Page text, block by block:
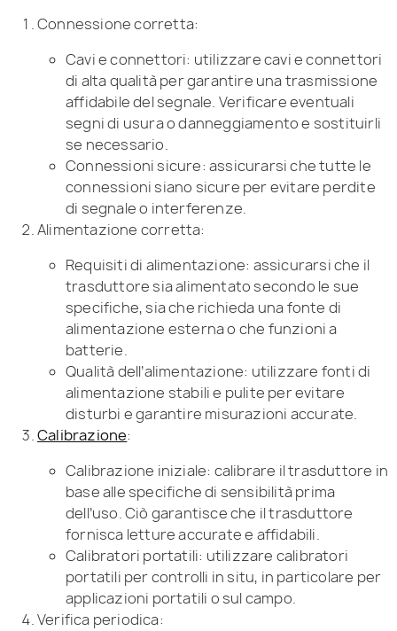
Connessione corretta:
Cavi e connettori: utilizzare cavi e connettori
di alta qualità per garantire una trasmissione
affidabile del segnale. Verificare eventuali
segni di usura o danneggiamento e sostituirli
se necessario.
Connessioni sicure: assicurarsi che tutte le
connessioni siano sicure per evitare perdite
di segnale o interferenze.
Alimentazione corretta:
Requisiti di alimentazione: assicurarsi che il
trasduttore sia alimentato secondo le sue
specifiche, sia che richieda una fonte di
alimentazione esterna o che funzioni a
batterie.
Qualità dell’alimentazione: utilizzare fonti di
alimentazione stabili e pulite per evitare
disturbi e garantire misurazioni accurate.
Calibrazione:
Calibrazione iniziale: calibrare il trasduttore in
base alle specifiche di sensibilità prima
dell’uso. Ciò garantisce che il trasduttore
fornisca letture accurate e affidabili.
Calibratori portatili: utilizzare calibratori
portatili per controlli in situ, in particolare per
applicazioni portatili o sul campo.
Verifica periodica: